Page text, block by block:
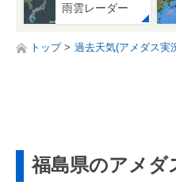
雨雲レーダー
トップ 過去天気(アメダス実
福島県のアメダ